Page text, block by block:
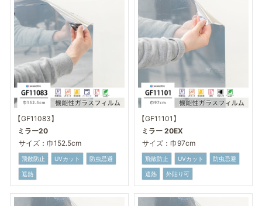
【GF11083】
ミラー20
サイズ：巾152.5cm
飛散防止 UVカット 防虫忌避
遮熱
【GF11101】
ミラー 20EX
サイズ：巾97cm
飛散防止 UVカット 防虫忌避
遮熱 外貼り可